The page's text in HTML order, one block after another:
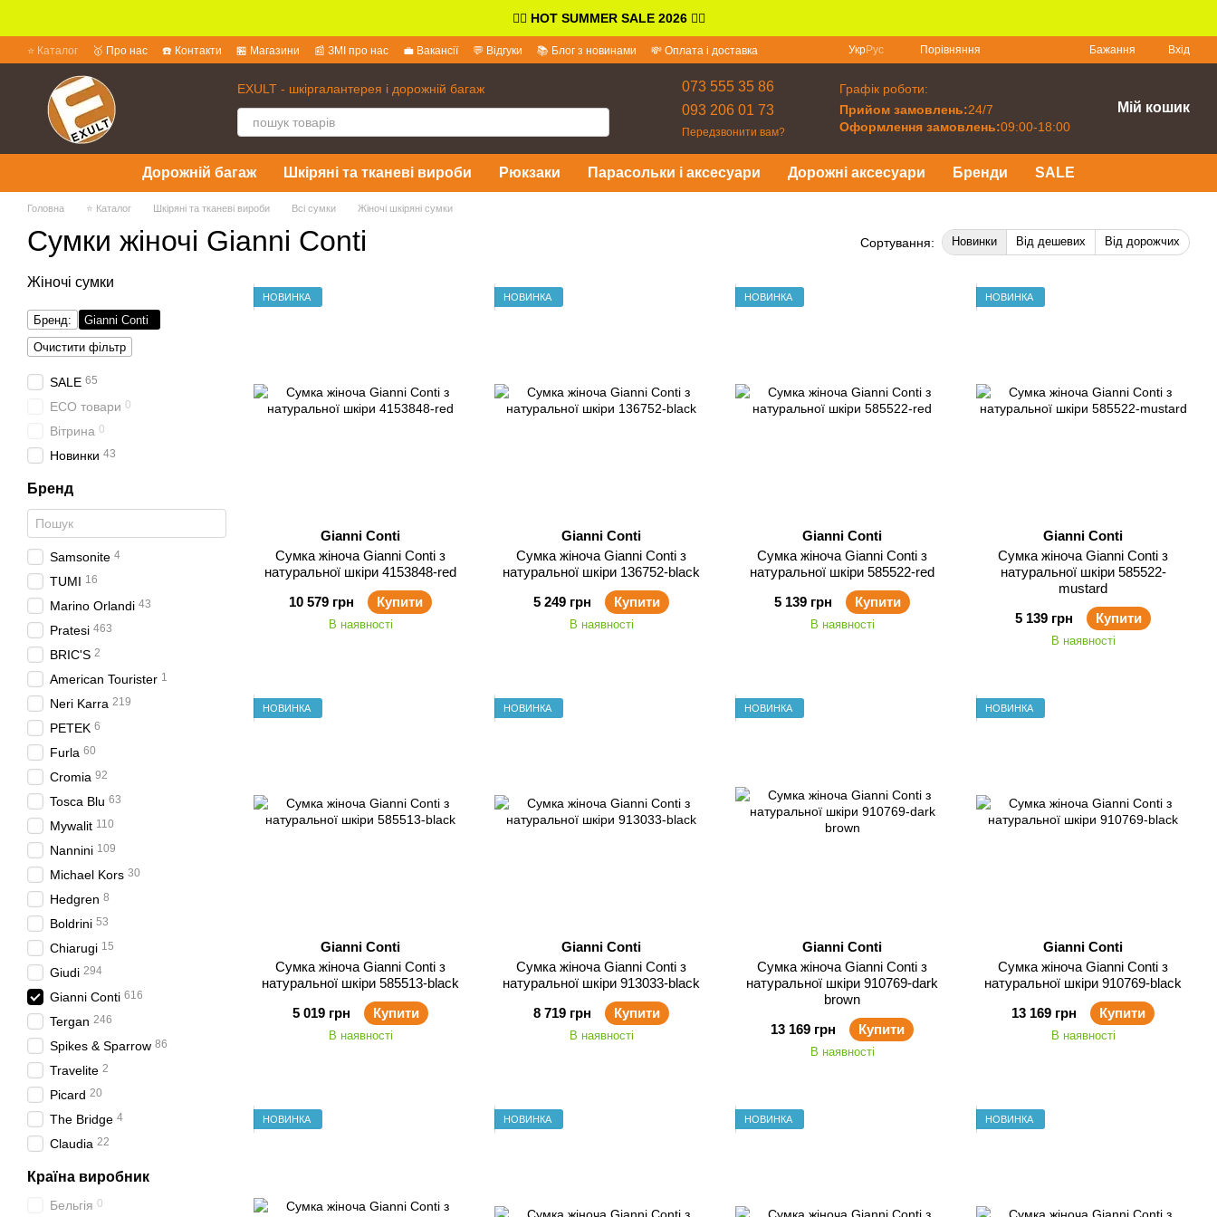
👉🏻 HOT SUMMER SALE 2026👈🏻
⭐ Каталог 🥇 Про нас ☎️ Контакти 🏪 Магазини 📰 ЗМІ про нас 💼 Вакансії 💬 Відгуки 📚 Блог з новинами
💸 Оплата і доставка
УкрРус Порівняння Бажання Вхід
EXULT - шкіргалантерея і дорожній багаж
073 555 35 86
093 206 01 73
Передзвонити вам?
Графік роботи:
Прийом замовлень:24/7
Оформлення замовлень:09:00-18:00
Мій кошик
Дорожній багаж Шкіряні та тканеві вироби Рюкзаки Парасольки і аксесуари Дорожні аксесуари Бренди SALE
Головна ⭐ Каталог Шкіряні та тканеві вироби Всі сумки Жіночі шкіряні сумки
Сумки жіночі Gianni Conti Сортування: Новинки Від дешевих Від дорожчих
НОВИНКА
Gianni Conti
Сумка жіноча Gianni Conti з
натуральної шкіри 4153848-red
10 579 грн
Купити
В наявності
НОВИНКА
Gianni Conti
Сумка жіноча Gianni Conti з
натуральної шкіри 136752-black
5 249 грн
Купити
В наявності
НОВИНКА
Gianni Conti
Сумка жіноча Gianni Conti з
натуральної шкіри 585522-red
5 139 грн
Купити
В наявності
НОВИНКА
Gianni Conti
Сумка жіноча Gianni Conti з
натуральної шкіри 585522-
mustard
5 139 грн
Купити
В наявності
НОВИНКА
Gianni Conti
Сумка жіноча Gianni Conti з
натуральної шкіри 585513-black
5 019 грн
Купити
В наявності
НОВИНКА
Gianni Conti
Сумка жіноча Gianni Conti з
натуральної шкіри 913033-black
8 719 грн
Купити
В наявності
НОВИНКА
Gianni Conti
Сумка жіноча Gianni Conti з
натуральної шкіри 910769-dark
brown
13 169 грн
Купити
В наявності
НОВИНКА
Gianni Conti
Сумка жіноча Gianni Conti з
натуральної шкіри 910769-black
13 169 грн
Купити
В наявності
НОВИНКА НОВИНКА НОВИНКА НОВИНКА
Жіночі сумки
Бренд:
Gianni Conti
Очистити фільтр
SALE 65
ECO товари 0
Вітрина 0
Новинки 43
Бренд
Samsonite 4
TUMI 16
Marino Orlandi 43
Pratesi 463
BRIC'S 2
American Tourister 1
Neri Karra 219
PETEK 6
Furla 60
Cromia 92
Tosca Blu 63
Mywalit 110
Nannini 109
Michael Kors 30
Hedgren 8
Boldrini 53
Chiarugi 15
Giudi 294
Gianni Conti 616
Tergan 246
Spikes & Sparrow 86
Travelite 2
Picard 20
The Bridge 4
Claudia 22
Країна виробник
Бельгія 0